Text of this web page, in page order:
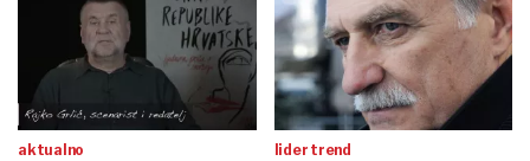
aktualno lider trend